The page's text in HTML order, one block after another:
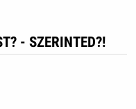
- SZERINTED?!